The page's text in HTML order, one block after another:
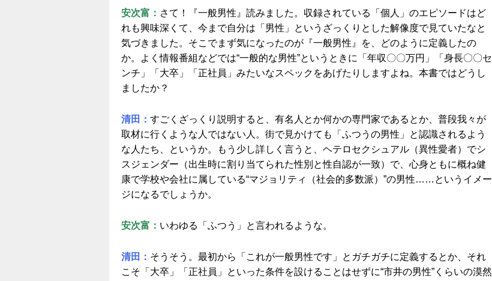
安次富： さて！『一般男性』読みました。収録されている「個人」のエピソードはど
れも興味深くて、今まで自分は「男性」というざっくりとした解像度で見ていたなと
気づきました。そこでまず気になったのが『一般男性』を、どのように定義したの
か。よく情報番組などでは“一般的な男性”というときに「年収〇〇万円」「身長〇〇セ
ンチ」「大卒」「正社員」みたいなスペックをあげたりしますよね。本書ではどうし
ましたか？
清田： すごくざっくり説明すると、有名人とか何かの専門家であるとか、普段我々が
取材に行くような人ではない人。街で見かけても「ふつうの男性」と認識されるよう
な人たち、というか。もう少し詳しく言うと、ヘテロセクシュアル（異性愛者）でシ
スジェンダー（出生時に割り当てられた性別と性自認が一致）で、心身ともに概ね健
康で学校や会社に属している“マジョリティ（社会的多数派）”の男性……というイメー
ジになるでしょうか。
安次富： いわゆる「ふつう」と言われるような。
清田： そうそう。最初から「これが一般男性です」とガチガチに定義するとか、それ
こそ「大卒」「正社員」といった条件を設けることはせずに“市井の男性”くらいの漠然